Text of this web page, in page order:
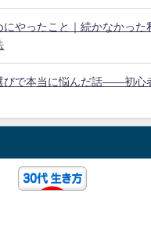
やったこと｜続かなかった
びで本当に悩んだ話——初心